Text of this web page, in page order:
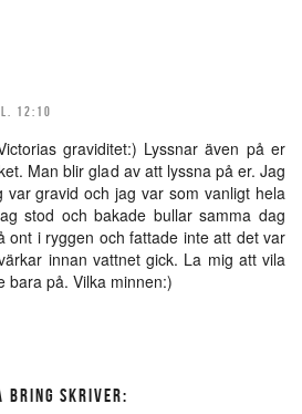
12:10
graviditet:) Lyssnar även på er
Man blir glad av att lyssna på er. Jag
gravid och jag var som vanligt hela
stod och bakade bullar samma dag
ont i ryggen och fattade inte att det var
innan vattnet gick. La mig att vila
bara på. Vilka minnen:)
BRING SKRIVER: